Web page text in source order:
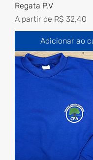
Regata P.V
A partir de R$ 32,40
Preço promocional
Adicionar ao